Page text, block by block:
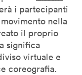
i partecipanti
nella
il proprio
significa
virtuale e
coreografia.